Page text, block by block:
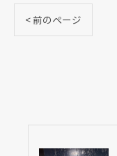
< 前のページ